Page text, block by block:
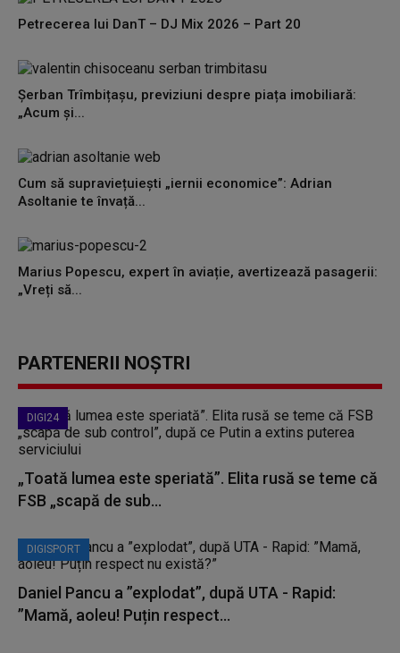
Petrecerea lui DanT – DJ Mix 2026 – Part 20
Șerban Trîmbițașu, previziuni despre piața imobiliară:
„Acum și...
Cum să supraviețuiești „iernii economice”: Adrian
Asoltanie te învață...
Marius Popescu, expert în aviație, avertizează pasagerii:
„Vreți să...
PARTENERII NOȘTRI
DIGI24
„Toată lumea este speriată”. Elita rusă se teme că
FSB „scapă de sub...
DIGISPORT
Daniel Pancu a ”explodat”, după UTA - Rapid:
”Mamă, aoleu! Puțin respect...